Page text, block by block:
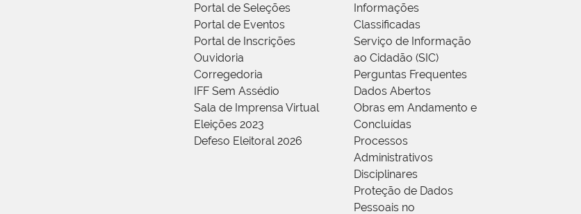
Portal de Seleções
Portal de Eventos
Portal de Inscrições
Ouvidoria
Corregedoria
IFF Sem Assédio
Sala de Imprensa Virtual
Eleições 2023
Defeso Eleitoral 2026
Informações
Classificadas
Serviço de Informação
ao Cidadão (SIC)
Perguntas Frequentes
Dados Abertos
Obras em Andamento e
Concluídas
Processos
Administrativos
Disciplinares
Proteção de Dados
Pessoais no